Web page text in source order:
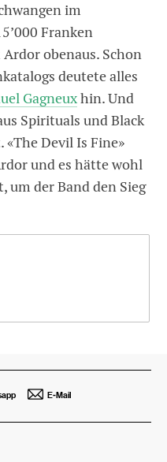
im
Franken
obenaus. Schon
deutete alles
Gagneuxhin. Und
Spirituals und Black
Devil Is Fine»
und es hätte wohl
um der Band den Sieg
E-Mail